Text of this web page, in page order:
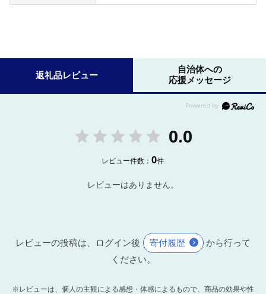
返礼品レビュー
自治体への
応援メッセージ
0.0
レビュー件数：0件
レビューはありません。
レビューの投稿は、ログイン後 寄付履歴
から行って
ください。
※レビューは、個人の主観による感想・体感によるもので、商品の効果や性